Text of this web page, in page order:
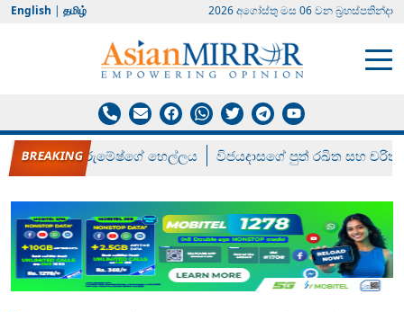
English | தமிழ் 2026 අගෝස්‍තු මස 06 වන බ්‍රහස්පතින්දා
රන් ගෙනා රුමේෂ්ගේ හෙල්ලය විජයදාසගේ පුත් රඛිත සහ චරිත්